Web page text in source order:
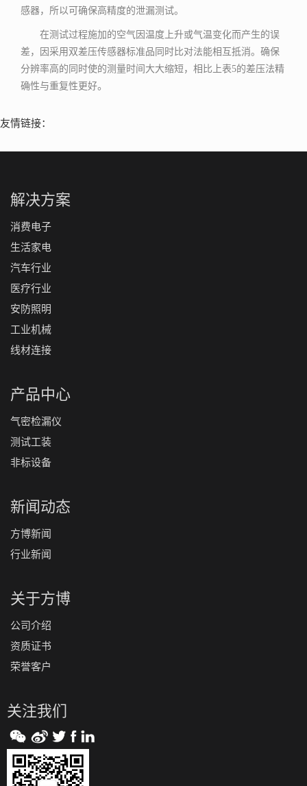
感器，所以可确保高精度的泄漏测试。
在测试过程施加的空气因温度上升或气温变化而产生的误
差，因采用双差压传感器标准品同时比对法能相互抵消。确保
分辨率高的同时使的测量时间大大缩短，相比上表5的差压法精
确性与重复性更好。
友情链接：
解决方案
消费电子
生活家电
汽车行业
医疗行业
安防照明
工业机械
线材连接
产品中心
气密检漏仪
测试工装
非标设备
新闻动态
方博新闻
行业新闻
关于方博
公司介绍
资质证书
荣誉客户
关注我们